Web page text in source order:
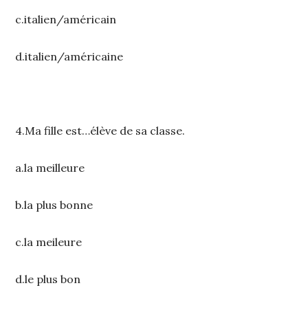
c.italien/américain
d.italien/américaine
4.Ma fille est…élève de sa classe.
a.la meilleure
b.la plus bonne
c.la meileure
d.le plus bon